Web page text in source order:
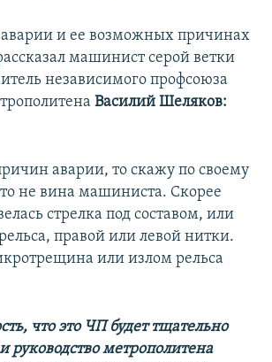
и ее возможных причинах
машинист серой ветки
независимого профсоюза
Василий Шеляков:
аварии, то скажу по своему
не вина машиниста. Скорее
стрелка под составом, или
правой или левой нитки.
или излом рельса
что это ЧП будет тщательно
руководство метрополитена